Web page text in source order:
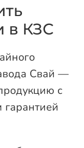
в КЗС
Свай —
с